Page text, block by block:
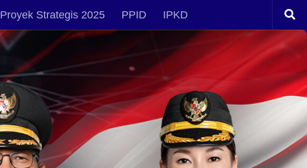
Proyek Strategis 2025 PPID IPKD